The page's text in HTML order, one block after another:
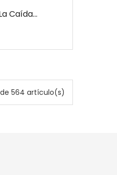
Caída...
564 artículo(s)